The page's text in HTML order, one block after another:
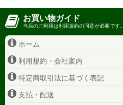
お買い物ガイド
当店のご利用は利用規約の同意が必要です。
ホーム
利用規約・会社案内
特定商取引法に基づく表記
支払・配送